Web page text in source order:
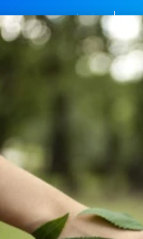
louis